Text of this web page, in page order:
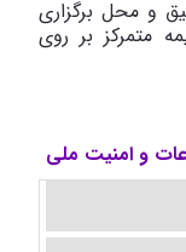
و محل برگزاری
متمرکز بر روی
و امنیت ملی